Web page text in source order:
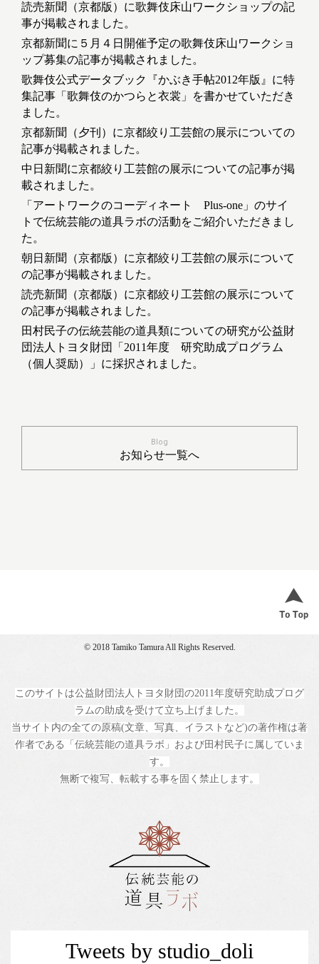
読売新聞（京都版）に歌舞伎床山ワークショップの記
事が掲載されました。
京都新聞に５月４日開催予定の歌舞伎床山ワークショ
ップ募集の記事が掲載されました。
歌舞伎公式データブック『かぶき手帖2012年版』に特
集記事「歌舞伎のかつらと衣裳」を書かせていただき
ました。
京都新聞（夕刊）に京都絞り工芸館の展示についての
記事が掲載されました。
中日新聞に京都絞り工芸館の展示についての記事が掲
載されました。
「アートワークのコーディネート Plus-one」のサイ
トで伝統芸能の道具ラボの活動をご紹介いただきまし
た。
朝日新聞（京都版）に京都絞り工芸館の展示について
の記事が掲載されました。
読売新聞（京都版）に京都絞り工芸館の展示について
の記事が掲載されました。
田村民子の伝統芸能の道具類についての研究が公益財
団法人トヨタ財団「2011年度 研究助成プログラム
（個人奨励）」に採択されました。
Blog
お知らせ一覧へ
© 2018 Tamiko Tamura All Rights Reserved.
このサイトは公益財団法人トヨタ財団の2011年度研究助成プログ
ラムの助成を受けて立ち上げました。
当サイト内の全ての原稿(文章、写真、イラストなど)の著作権は著
作者である「伝統芸能の道具ラボ」および田村民子に属していま
す。
無断で複写、転載する事を固く禁止します。
Tweets by studio_doli